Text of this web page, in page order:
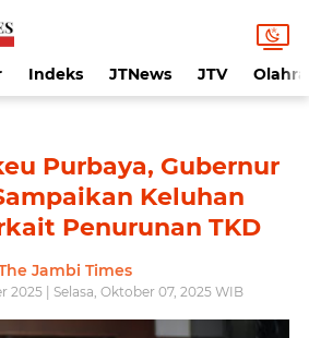
Indeks JTNews JTV
Purbaya, Gubernur
Keluhan
Penurunan TKD
Jambi Times
2025 | Selasa, Oktober 07, 2025 WIB